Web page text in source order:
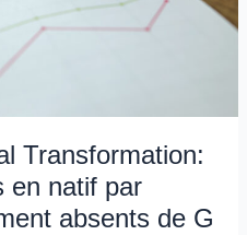
Transformation:
en natif par
absents de G